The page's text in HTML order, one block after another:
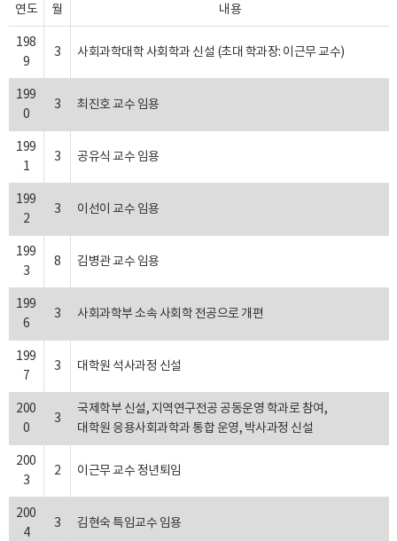
연도 월 내용
198
9
3 사회과학대학 사회학과 신설 (초대 학과장: 이근무 교수)
199
0
3 최진호 교수 임용
199
1
3 공유식 교수 임용
199
2
3 이선이 교수 임용
199
3
8 김병관 교수 임용
199
6
3 사회과학부 소속 사회학 전공으로 개편
199
7
3 대학원 석사과정 신설
200
0
3
국제학부 신설, 지역연구전공 공동운영 학과로 참여,
대학원 응용사회과학과 통합 운영, 박사과정 신설
200
3
2 이근무 교수 정년퇴임
200
4
3 김현숙 특임교수 임용